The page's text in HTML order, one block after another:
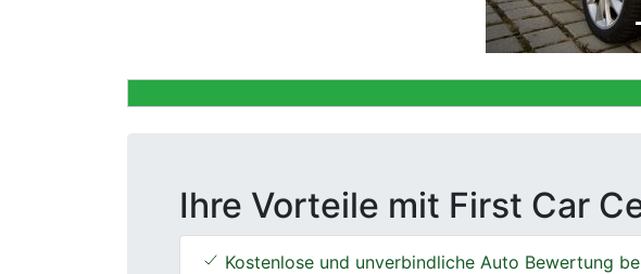
Ihre Vorteile mit First Car
Kostenlose und unverbindliche Auto Bewertung